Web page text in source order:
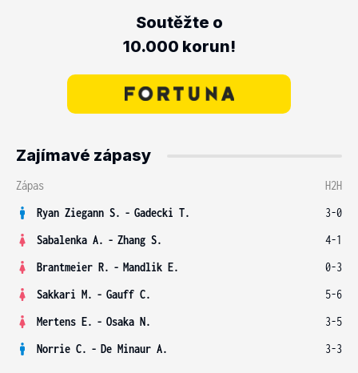
Soutěžte o
10.000 korun!
Zajímavé zápasy
Zápas
H2H
Ryan Ziegann S. - Gadecki T.
3-0
Sabalenka A. - Zhang S.
4-1
Brantmeier R. - Mandlik E.
0-3
Sakkari M. - Gauff C.
5-6
Mertens E. - Osaka N.
3-5
Norrie C. - De Minaur A. 3-3